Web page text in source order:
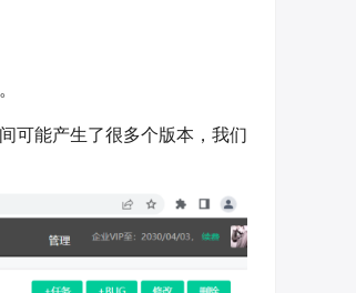
。
可能产生了很多个版本，我们